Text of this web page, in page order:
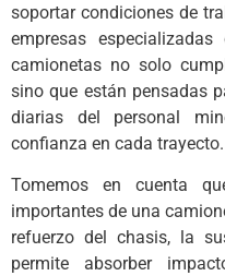
soportar condiciones de
empresas
camionetas no solo
sino que están pensadas
diarias del personal
confianza en cada trayecto.
Tomemos en cuenta
importantes de una
refuerzo del chasis, la
permite absorber